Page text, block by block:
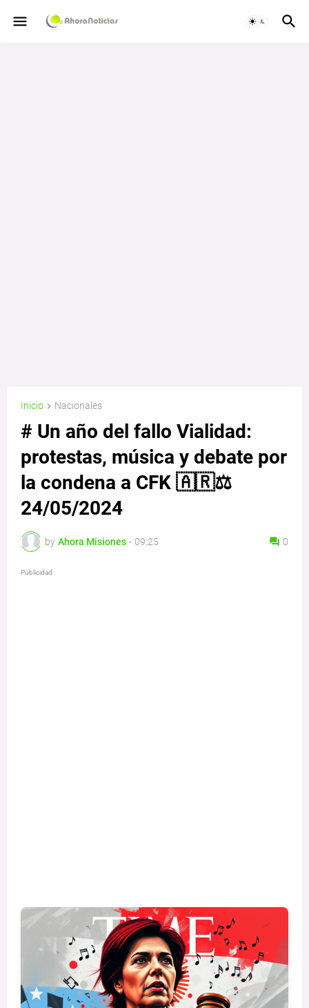
Inicio Nacionales
# Un año del fallo Vialidad:
protestas, música y debate por
la condena a CFK 🇦🇷⚖️
24/05/2024
by Ahora Misiones - 09:25 0
Publicidad